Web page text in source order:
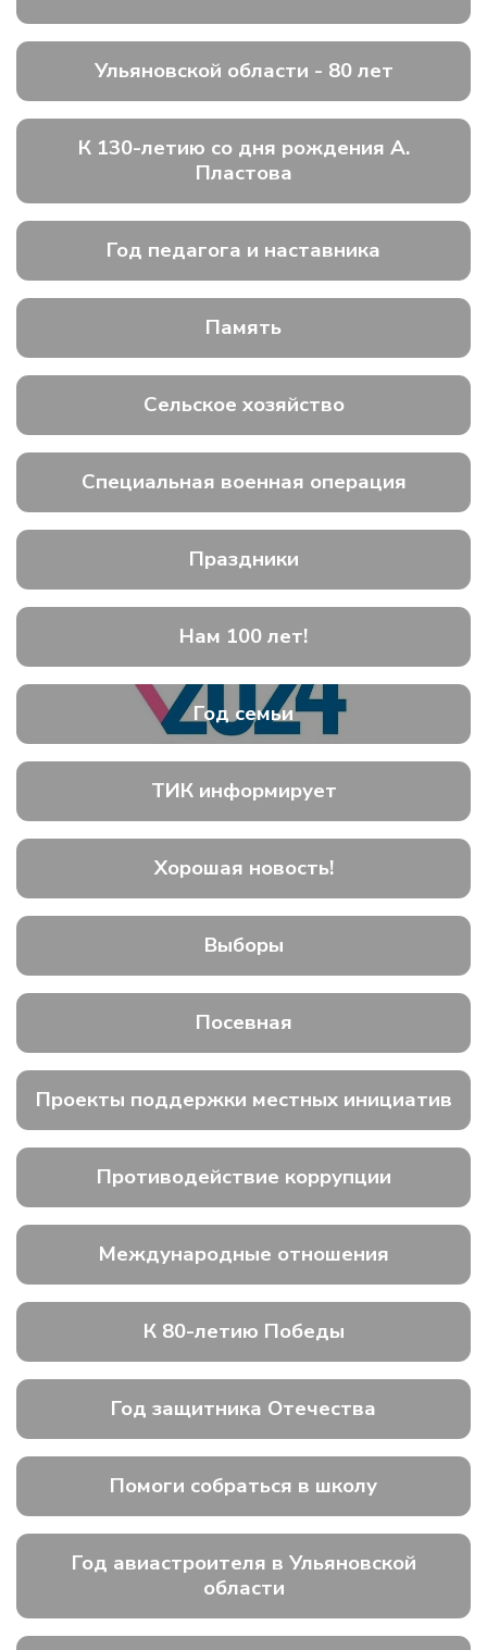
Ульяновской области - 80 лет
К 130-летию со дня рождения А.
Пластова
Год педагога и наставника
Память
Сельское хозяйство
Специальная военная операция
Праздники
Нам 100 лет!
Год семьи
ТИК информирует
Хорошая новость!
Выборы
Посевная
Проекты поддержки местных инициатив
Противодействие коррупции
Международные отношения
К 80-летию Победы
Год защитника Отечества
Помоги собраться в школу
Год авиастроителя в Ульяновской
области